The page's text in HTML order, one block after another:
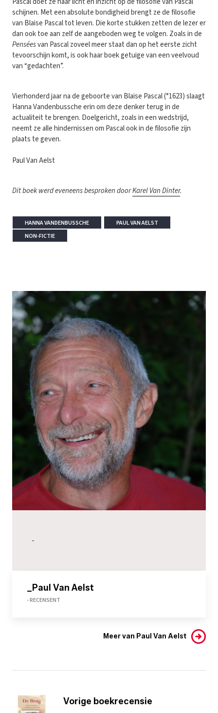
schijnen. Met een absolute bondigheid brengt ze de filosofie
van Blaise Pascal tot leven. Die korte stukken zetten de lezer er
dan ook toe aan zelf de aangeboden weg te volgen. Zoals in de
Penséesvan Pascal zoveel meer staat dan op het eerste zicht
tevoorschijn komt, is ook haar boek getuige van een veelvoud
van “gedachten”.
Vierhonderd jaar na de geboorte van Blaise Pascal (°1623) slaagt
Hanna Vandenbussche erin om deze denker terug in de
actualiteit te brengen. Doelgericht, zoals in een wedstrijd,
neemt ze alle hindernissen om Pascal ook in de filosofie zijn
plaats te geven.
Paul Van Aelst
Dit boek werd eveneens besproken doorKarel Van Dinter.
HANNA VANDENBUSSCHE
PAUL VAN AELST
NON-FICTIE
-
_Paul Van Aelst
- RECENSENT
Meer van Paul Van Aelst
Vorige boekrecensie